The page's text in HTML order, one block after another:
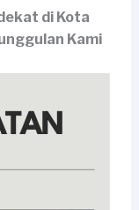
di Kota
Kami